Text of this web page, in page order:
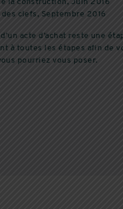
la construction, Juin 2016
clefs, Septembre 2016
acte d’achat reste une
à toutes les étapes afin de
pourriez vous poser.